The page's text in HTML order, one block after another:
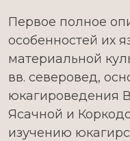
Первое полное
особенностей их
материальной
вв. северовед,
юкагироведения
Ясачной и
изучению